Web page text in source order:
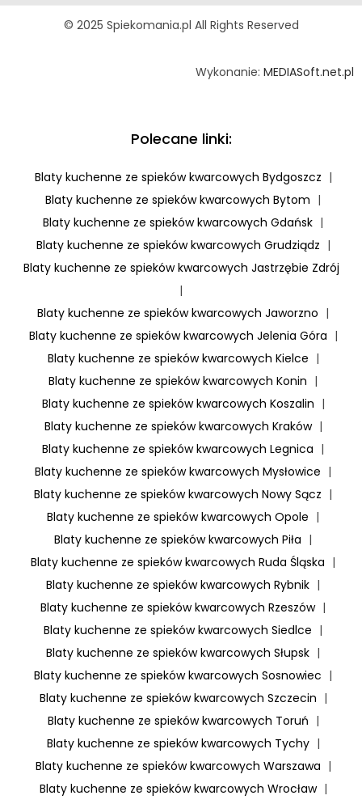
© 2025 Spiekomania.pl All Rights Reserved
Wykonanie: MEDIASoft.net.pl
Polecane linki:
Blaty kuchenne ze spieków kwarcowych Bydgoszcz |
Blaty kuchenne ze spieków kwarcowych Bytom |
Blaty kuchenne ze spieków kwarcowych Gdańsk |
Blaty kuchenne ze spieków kwarcowych Grudziądz |
Blaty kuchenne ze spieków kwarcowych Jastrzębie Zdrój
|
Blaty kuchenne ze spieków kwarcowych Jaworzno |
Blaty kuchenne ze spieków kwarcowych Jelenia Góra |
Blaty kuchenne ze spieków kwarcowych Kielce |
Blaty kuchenne ze spieków kwarcowych Konin |
Blaty kuchenne ze spieków kwarcowych Koszalin |
Blaty kuchenne ze spieków kwarcowych Kraków |
Blaty kuchenne ze spieków kwarcowych Legnica |
Blaty kuchenne ze spieków kwarcowych Mysłowice |
Blaty kuchenne ze spieków kwarcowych Nowy Sącz |
Blaty kuchenne ze spieków kwarcowych Opole |
Blaty kuchenne ze spieków kwarcowych Piła |
Blaty kuchenne ze spieków kwarcowych Ruda Śląska |
Blaty kuchenne ze spieków kwarcowych Rybnik |
Blaty kuchenne ze spieków kwarcowych Rzeszów |
Blaty kuchenne ze spieków kwarcowych Siedlce |
Blaty kuchenne ze spieków kwarcowych Słupsk |
Blaty kuchenne ze spieków kwarcowych Sosnowiec |
Blaty kuchenne ze spieków kwarcowych Szczecin |
Blaty kuchenne ze spieków kwarcowych Toruń |
Blaty kuchenne ze spieków kwarcowych Tychy |
Blaty kuchenne ze spieków kwarcowych Warszawa |
Blaty kuchenne ze spieków kwarcowych Wrocław |